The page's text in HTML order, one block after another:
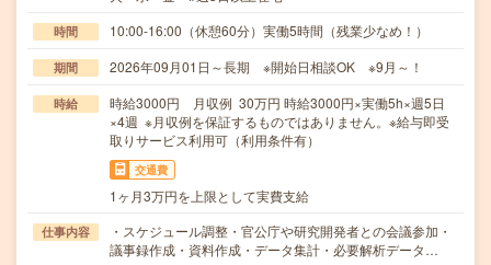
時間 10:00-16:00（休憩60分）実働5時間（残業少なめ！）
期間 2026年09月01日～長期 ※開始日相談OK ※9月～！
時給
時給3000円 月収例 30万円 時給3000円×実働5h×週5日
×4週 ※月収例を保証するものではありません。※給与即受
取りサービス利用可（利用条件有）
交通費
1ヶ月3万円を上限として実費支給
仕事内容
・スケジュール調整・官公庁や研究開発者との会議参加・
議事録作成・資料作成・データ集計・必要解析データ…